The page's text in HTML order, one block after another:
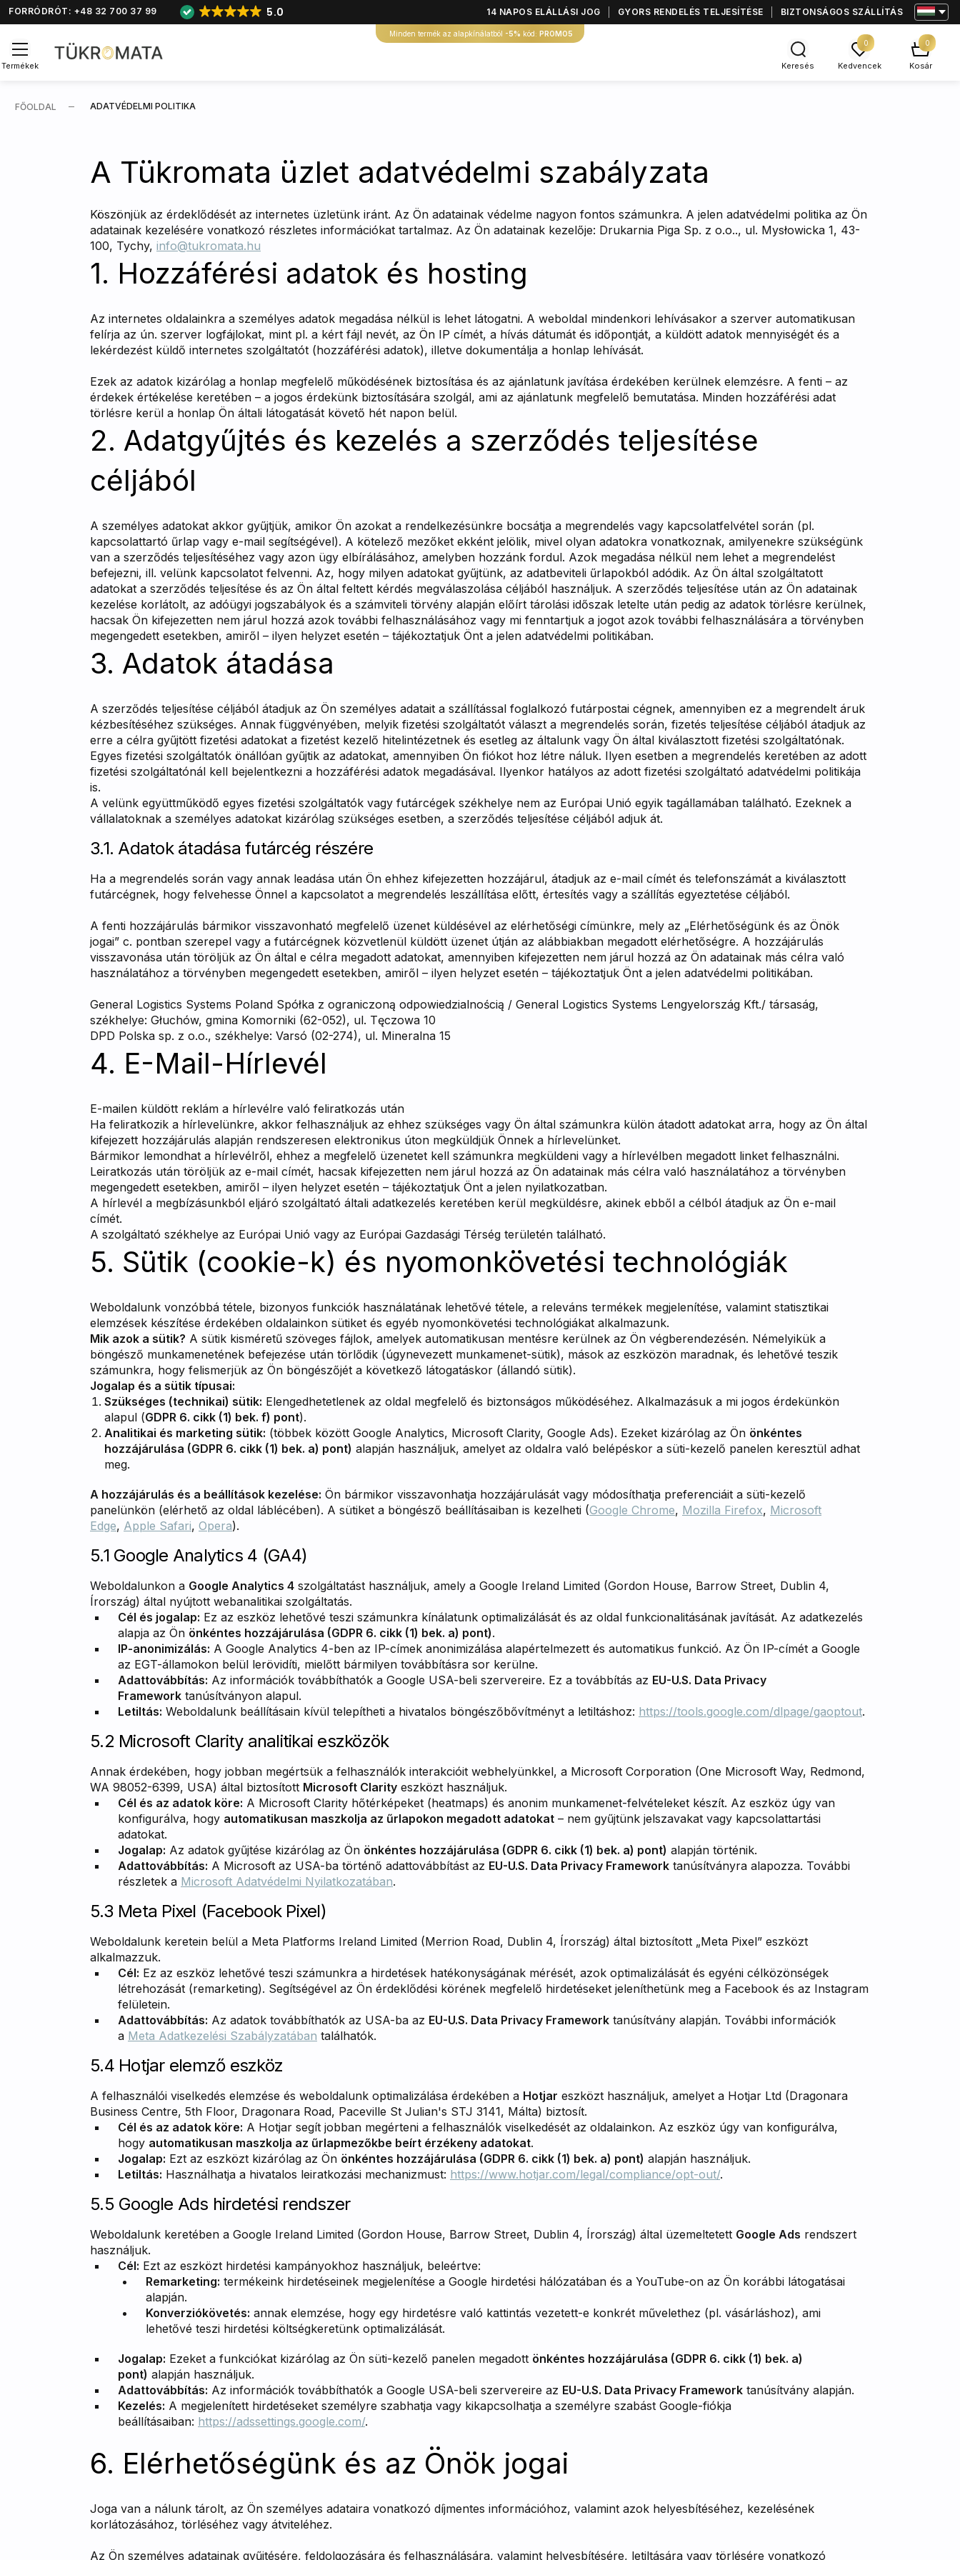
FORRÓDRÓT: +48 32 700 37 99 5.0 14 NAPOS ELÁLLÁSI JOG GYORS RENDELÉS TELJESÍTÉSE BIZTONSÁGOS SZÁLLÍTÁS
Minden termék az alapkínálatból -5% kód: PROMO5
Termékek Keresés
0
Kedvencek
0
Kosár
FŐOLDAL ADATVÉDELMI POLITIKA
A Tükromata üzlet adatvédelmi szabályzata
Köszönjük az érdeklődését az internetes üzletünk iránt. Az Ön adatainak védelme nagyon fontos számunkra. A jelen adatvédelmi politika az Ön
adatainak kezelésére vonatkozó részletes információkat tartalmaz. Az Ön adatainak kezelője: Drukarnia Piga Sp. z o.o.., ul. Mysłowicka 1, 43-
100, Tychy, info@tukromata.hu
1. Hozzáférési adatok és hosting
Az internetes oldalainkra a személyes adatok megadása nélkül is lehet látogatni. A weboldal mindenkori lehívásakor a szerver automatikusan
felírja az ún. szerver logfájlokat, mint pl. a kért fájl nevét, az Ön IP címét, a hívás dátumát és időpontját, a küldött adatok mennyiségét és a
lekérdezést küldő internetes szolgáltatót (hozzáférési adatok), illetve dokumentálja a honlap lehívását.
Ezek az adatok kizárólag a honlap megfelelő működésének biztosítása és az ajánlatunk javítása érdekében kerülnek elemzésre. A fenti – az
érdekek értékelése keretében – a jogos érdekünk biztosítására szolgál, ami az ajánlatunk megfelelő bemutatása. Minden hozzáférési adat
törlésre kerül a honlap Ön általi látogatását követő hét napon belül.
2. Adatgyűjtés és kezelés a szerződés teljesítése
céljából
A személyes adatokat akkor gyűjtjük, amikor Ön azokat a rendelkezésünkre bocsátja a megrendelés vagy kapcsolatfelvétel során (pl.
kapcsolattartó űrlap vagy e-mail segítségével). A kötelező mezőket ekként jelölik, mivel olyan adatokra vonatkoznak, amilyenekre szükségünk
van a szerződés teljesítéséhez vagy azon ügy elbírálásához, amelyben hozzánk fordul. Azok megadása nélkül nem lehet a megrendelést
befejezni, ill. velünk kapcsolatot felvenni. Az, hogy milyen adatokat gyűjtünk, az adatbeviteli űrlapokból adódik. Az Ön által szolgáltatott
adatokat a szerződés teljesítése és az Ön által feltett kérdés megválaszolása céljából használjuk. A szerződés teljesítése után az Ön adatainak
kezelése korlátolt, az adóügyi jogszabályok és a számviteli törvény alapján előírt tárolási időszak letelte után pedig az adatok törlésre kerülnek,
hacsak Ön kifejezetten nem járul hozzá azok további felhasználásához vagy mi fenntartjuk a jogot azok további felhasználására a törvényben
megengedett esetekben, amiről – ilyen helyzet esetén – tájékoztatjuk Önt a jelen adatvédelmi politikában.
3. Adatok átadása
A szerződés teljesítése céljából átadjuk az Ön személyes adatait a szállítással foglalkozó futárpostai cégnek, amennyiben ez a megrendelt áruk
kézbesítéséhez szükséges. Annak függvényében, melyik fizetési szolgáltatót választ a megrendelés során, fizetés teljesítése céljából átadjuk az
erre a célra gyűjtött fizetési adatokat a fizetést kezelő hitelintézetnek és esetleg az általunk vagy Ön által kiválasztott fizetési szolgáltatónak.
Egyes fizetési szolgáltatók önállóan gyűjtik az adatokat, amennyiben Ön fiókot hoz létre náluk. Ilyen esetben a megrendelés keretében az adott
fizetési szolgáltatónál kell bejelentkezni a hozzáférési adatok megadásával. Ilyenkor hatályos az adott fizetési szolgáltató adatvédelmi politikája
is.
A velünk együttműködő egyes fizetési szolgáltatók vagy futárcégek székhelye nem az Európai Unió egyik tagállamában található. Ezeknek a
vállalatoknak a személyes adatokat kizárólag szükséges esetben, a szerződés teljesítése céljából adjuk át.
3.1. Adatok átadása futárcég részére
Ha a megrendelés során vagy annak leadása után Ön ehhez kifejezetten hozzájárul, átadjuk az e-mail címét és telefonszámát a kiválasztott
futárcégnek, hogy felvehesse Önnel a kapcsolatot a megrendelés leszállítása előtt, értesítés vagy a szállítás egyeztetése céljából.
A fenti hozzájárulás bármikor visszavonható megfelelő üzenet küldésével az elérhetőségi címünkre, mely az „Elérhetőségünk és az Önök
jogai” c. pontban szerepel vagy a futárcégnek közvetlenül küldött üzenet útján az alábbiakban megadott elérhetőségre. A hozzájárulás
visszavonása után töröljük az Ön által e célra megadott adatokat, amennyiben kifejezetten nem járul hozzá az Ön adatainak más célra való
használatához a törvényben megengedett esetekben, amiről – ilyen helyzet esetén – tájékoztatjuk Önt a jelen adatvédelmi politikában.
General Logistics Systems Poland Spółka z ograniczoną odpowiedzialnością / General Logistics Systems Lengyelország Kft./ társaság,
székhelye: Głuchów, gmina Komorniki (62-052), ul. Tęczowa 10
DPD Polska sp. z o.o., székhelye: Varsó (02-274), ul. Mineralna 15
4. E-Mail-Hírlevél
E-mailen küldött reklám a hírlevélre való feliratkozás után
Ha feliratkozik a hírlevelünkre, akkor felhasználjuk az ehhez szükséges vagy Ön által számunkra külön átadott adatokat arra, hogy az Ön által
kifejezett hozzájárulás alapján rendszeresen elektronikus úton megküldjük Önnek a hírlevelünket.
Bármikor lemondhat a hírlevélről, ehhez a megfelelő üzenetet kell számunkra megküldeni vagy a hírlevélben megadott linket felhasználni.
Leiratkozás után töröljük az e-mail címét, hacsak kifejezetten nem járul hozzá az Ön adatainak más célra való használatához a törvényben
megengedett esetekben, amiről – ilyen helyzet esetén – tájékoztatjuk Önt a jelen nyilatkozatban.
A hírlevél a megbízásunkból eljáró szolgáltató általi adatkezelés keretében kerül megküldésre, akinek ebből a célból átadjuk az Ön e-mail
címét.
A szolgáltató székhelye az Európai Unió vagy az Európai Gazdasági Térség területén található.
5. Sütik (cookie-k) és nyomonkövetési technológiák
Weboldalunk vonzóbbá tétele, bizonyos funkciók használatának lehetővé tétele, a releváns termékek megjelenítése, valamint statisztikai
elemzések készítése érdekében oldalainkon sütiket és egyéb nyomonkövetési technológiákat alkalmazunk.
Mik azok a sütik? A sütik kisméretű szöveges fájlok, amelyek automatikusan mentésre kerülnek az Ön végberendezésén. Némelyikük a
böngésző munkamenetének befejezése után törlődik (úgynevezett munkamenet-sütik), mások az eszközön maradnak, és lehetővé teszik
számunkra, hogy felismerjük az Ön böngészőjét a következő látogatáskor (állandó sütik).
Jogalap és a sütik típusai:
Szükséges (technikai) sütik: Elengedhetetlenek az oldal megfelelő és biztonságos működéséhez. Alkalmazásuk a mi jogos érdekünkön
alapul (GDPR 6. cikk (1) bek. f) pont).
Analitikai és marketing sütik: (többek között Google Analytics, Microsoft Clarity, Google Ads). Ezeket kizárólag az Ön önkéntes
hozzájárulása (GDPR 6. cikk (1) bek. a) pont) alapján használjuk, amelyet az oldalra való belépéskor a süti-kezelő panelen keresztül adhat
meg.
A hozzájárulás és a beállítások kezelése: Ön bármikor visszavonhatja hozzájárulását vagy módosíthatja preferenciáit a süti-kezelő
panelünkön (elérhető az oldal láblécében). A sütiket a böngésző beállításaiban is kezelheti (Google Chrome, Mozilla Firefox, Microsoft
Edge, Apple Safari, Opera).
5.1 Google Analytics 4 (GA4)
Weboldalunkon a Google Analytics 4 szolgáltatást használjuk, amely a Google Ireland Limited (Gordon House, Barrow Street, Dublin 4,
Írország) által nyújtott webanalitikai szolgáltatás.
Cél és jogalap: Ez az eszköz lehetővé teszi számunkra kínálatunk optimalizálását és az oldal funkcionalitásának javítását. Az adatkezelés
alapja az Ön önkéntes hozzájárulása (GDPR 6. cikk (1) bek. a) pont).
IP-anonimizálás: A Google Analytics 4-ben az IP-címek anonimizálása alapértelmezett és automatikus funkció. Az Ön IP-címét a Google
az EGT-államokon belül lerövidíti, mielőtt bármilyen továbbításra sor kerülne.
Adattovábbítás: Az információk továbbíthatók a Google USA-beli szervereire. Ez a továbbítás az EU-U.S. Data Privacy
Framework tanúsítványon alapul.
Letiltás: Weboldalunk beállításain kívül telepítheti a hivatalos böngészőbővítményt a letiltáshoz: https://tools.google.com/dlpage/gaoptout.
5.2 Microsoft Clarity analitikai eszközök
Annak érdekében, hogy jobban megértsük a felhasználók interakcióit webhelyünkkel, a Microsoft Corporation (One Microsoft Way, Redmond,
WA 98052-6399, USA) által biztosított Microsoft Clarity eszközt használjuk.
Cél és az adatok köre: A Microsoft Clarity hőtérképeket (heatmaps) és anonim munkamenet-felvételeket készít. Az eszköz úgy van
konfigurálva, hogy automatikusan maszkolja az űrlapokon megadott adatokat – nem gyűjtünk jelszavakat vagy kapcsolattartási
adatokat.
Jogalap: Az adatok gyűjtése kizárólag az Ön önkéntes hozzájárulása (GDPR 6. cikk (1) bek. a) pont) alapján történik.
Adattovábbítás: A Microsoft az USA-ba történő adattovábbítást az EU-U.S. Data Privacy Framework tanúsítványra alapozza. További
részletek a Microsoft Adatvédelmi Nyilatkozatában.
5.3 Meta Pixel (Facebook Pixel)
Weboldalunk keretein belül a Meta Platforms Ireland Limited (Merrion Road, Dublin 4, Írország) által biztosított „Meta Pixel” eszközt
alkalmazzuk.
Cél: Ez az eszköz lehetővé teszi számunkra a hirdetések hatékonyságának mérését, azok optimalizálását és egyéni célközönségek
létrehozását (remarketing). Segítségével az Ön érdeklődési körének megfelelő hirdetéseket jeleníthetünk meg a Facebook és az Instagram
felületein.
Adattovábbítás: Az adatok továbbíthatók az USA-ba az EU-U.S. Data Privacy Framework tanúsítvány alapján. További információk
a Meta Adatkezelési Szabályzatában találhatók.
5.4 Hotjar elemző eszköz
A felhasználói viselkedés elemzése és weboldalunk optimalizálása érdekében a Hotjar eszközt használjuk, amelyet a Hotjar Ltd (Dragonara
Business Centre, 5th Floor, Dragonara Road, Paceville St Julian's STJ 3141, Málta) biztosít.
Cél és az adatok köre: A Hotjar segít jobban megérteni a felhasználók viselkedését az oldalainkon. Az eszköz úgy van konfigurálva,
hogy automatikusan maszkolja az űrlapmezőkbe beírt érzékeny adatokat.
Jogalap: Ezt az eszközt kizárólag az Ön önkéntes hozzájárulása (GDPR 6. cikk (1) bek. a) pont) alapján használjuk.
Letiltás: Használhatja a hivatalos leiratkozási mechanizmust: https://www.hotjar.com/legal/compliance/opt-out/.
5.5 Google Ads hirdetési rendszer
Weboldalunk keretében a Google Ireland Limited (Gordon House, Barrow Street, Dublin 4, Írország) által üzemeltetett Google Ads rendszert
használjuk.
Cél: Ezt az eszközt hirdetési kampányokhoz használjuk, beleértve:
Remarketing: termékeink hirdetéseinek megjelenítése a Google hirdetési hálózatában és a YouTube-on az Ön korábbi látogatásai
alapján.
Konverziókövetés: annak elemzése, hogy egy hirdetésre való kattintás vezetett-e konkrét művelethez (pl. vásárláshoz), ami
lehetővé teszi hirdetési költségkeretünk optimalizálását.
Jogalap: Ezeket a funkciókat kizárólag az Ön süti-kezelő panelen megadott önkéntes hozzájárulása (GDPR 6. cikk (1) bek. a)
pont) alapján használjuk.
Adattovábbítás: Az információk továbbíthatók a Google USA-beli szervereire az EU-U.S. Data Privacy Framework tanúsítvány alapján.
Kezelés: A megjelenített hirdetéseket személyre szabhatja vagy kikapcsolhatja a személyre szabást Google-fiókja
beállításaiban: https://adssettings.google.com/.
6. Elérhetőségünk és az Önök jogai
Joga van a nálunk tárolt, az Ön személyes adataira vonatkozó díjmentes információhoz, valamint azok helyesbítéséhez, kezelésének
korlátozásához, törléséhez vagy átviteléhez.
Az Ön személyes adatainak gyűjtésére, feldolgozására és felhasználására, valamint helyesbítésére, letiltására vagy törlésére vonatkozó